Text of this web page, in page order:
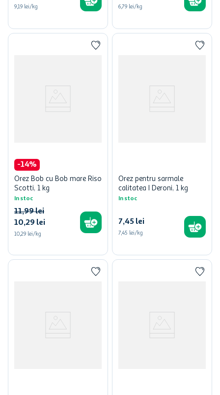
9,19 lei/kg 6,79 lei/kg
-14%
Orez Bob cu Bob mare Riso
Scotti, 1 kg
In stoc
10,29 lei
11,99lei
10,29 lei/kg
Orez pentru sarmale
calitatea I Deroni, 1 kg
In stoc
7,45 lei
7,45 lei/kg